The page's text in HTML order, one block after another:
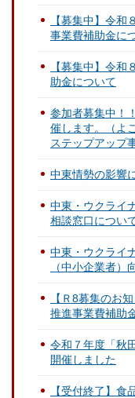
【募集中】令
事業費補助金に
【募集中】令
助金について
参加者募集中！
催します。（よ
ステップアップ
中東情勢の影響
中東・ウクライ
相談窓口につい
中東・ウクライ
（中小企業者）
【Ｒ8募集のお
推進事業費補助
令和７年度「秋
開催しました
【受付終了】